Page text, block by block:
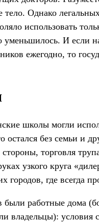
тело. Однако
использовать
уменьшилось. И
ежегодно, то
школы могли
без семьи и
торговля
узкого круга
городов, где всегда
работные дома
владельцы): условия